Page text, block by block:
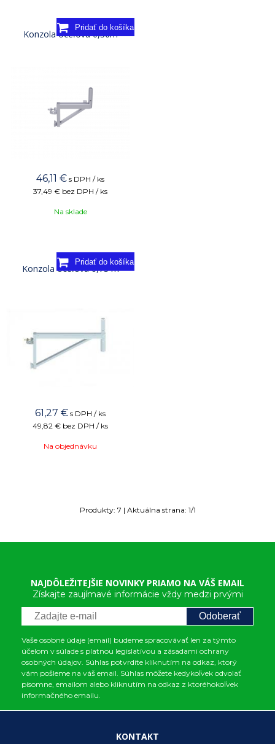
Konzola oceľová 0,36m
46,11 € s DPH / ks
37,49 € bez DPH / ks
Na sklade
Konzola oceľová 0,73 m
61,27 € s DPH / ks
49,82 € bez DPH / ks
Na objednávku
Produkty: 7 | Aktuálna strana: 1/1
NAJDÔLEŽITEJŠIE NOVINKY PRIAMO NA VÁŠ EMAIL
Získajte zaujímavé informácie vždy medzi prvými
Odoberať
Vaše osobné údaje (email) budeme spracovávať len za týmto
účelom v súlade s platnou legislatívou a zásadami ochrany
osobných údajov. Súhlas potvrdíte kliknutím na odkaz, ktorý
vám pošleme na váš email. Súhlas môžete kedykoľvek odvolať
písomne, emailom alebo kliknutím na odkaz z ktoréhokoľvek
informačného emailu.
KONTAKT